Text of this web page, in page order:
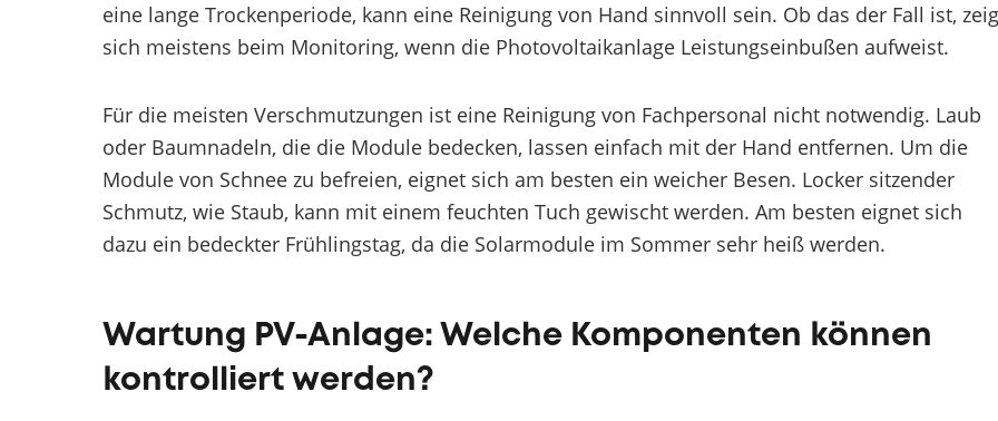
eine lange Trockenperiode, kann eine Reinigung von Hand sinnvoll sein. Ob das der Fall ist,
sich meistens beim Monitoring, wenn die Photovoltaikanlage Leistungseinbußen aufweist.
Für die meisten Verschmutzungen ist eine Reinigung von Fachpersonal nicht notwendig. Laub
oder Baumnadeln, die die Module bedecken, lassen einfach mit der Hand entfernen. Um die
Module von Schnee zu befreien, eignet sich am besten ein weicher Besen. Locker sitzender
Schmutz, wie Staub, kann mit einem feuchten Tuch gewischt werden. Am besten eignet sich
dazu ein bedeckter Frühlingstag, da die Solarmodule im Sommer sehr heiß werden.
Wartung PV-Anlage: Welche Komponenten können
kontrolliert werden?